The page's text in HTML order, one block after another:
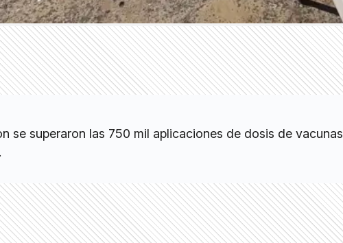
se superaron las 750 mil aplicaciones de dosis de vacunas